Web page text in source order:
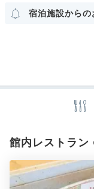
ゆっくり味わ
冷蔵庫 ス
ボディソープ シ
ドライヤー
お茶セ
宿泊施設からの
館内レストラン